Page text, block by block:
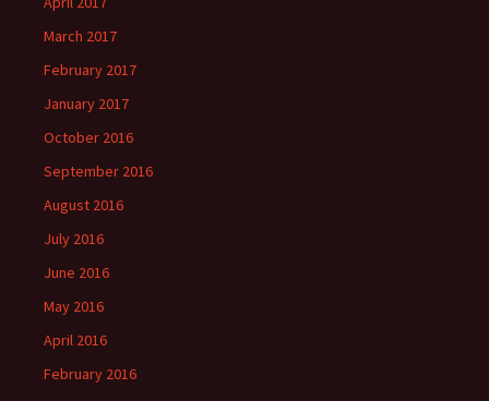
March 2017
February 2017
January 2017
October 2016
September 2016
August 2016
July 2016
June 2016
May 2016
April 2016
February 2016